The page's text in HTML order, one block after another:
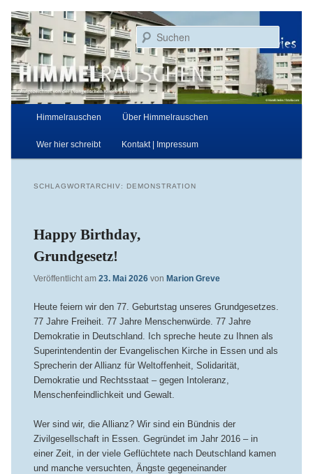
primären
Inhalt
springen
sekundären
Inhalt
springen
Himmelrauschen
Aufgezeichnet von der Evangelischen Kirche in Essen
Hauptmenü
Himmelrauschen Über Himmelrauschen
Wer hier schreibt Kontakt | Impressum
SCHLAGWORTARCHIV: DEMONSTRATION
Happy Birthday,
Grundgesetz!
Veröffentlicht am 23. Mai 2026 von Marion Greve
Heute feiern wir den 77. Geburtstag unseres Grundgesetzes.
77 Jahre Freiheit. 77 Jahre Menschenwürde. 77 Jahre
Demokratie in Deutschland. Ich spreche heute zu Ihnen als
Superintendentin der Evangelischen Kirche in Essen und als
Sprecherin der Allianz für Weltoffenheit, Solidarität,
Demokratie und Rechtsstaat – gegen Intoleranz,
Menschenfeindlichkeit und Gewalt.
Wer sind wir, die Allianz? Wir sind ein Bündnis der
Zivilgesellschaft in Essen. Gegründet im Jahr 2016 – in
einer Zeit, in der viele Geflüchtete nach Deutschland kamen
und manche versuchten, Ängste gegeneinander